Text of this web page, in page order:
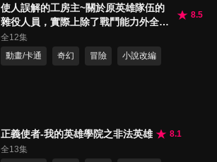
使人誤解的工房主~關於原英雄隊伍的
雜役人員，實際上除了戰鬥能力外全是
SSS的故事~
8.5
全12集
動畫/卡通
奇幻 冒險 小說改編
正義使者-我的英雄學院之非法英雄
8.1
全13集